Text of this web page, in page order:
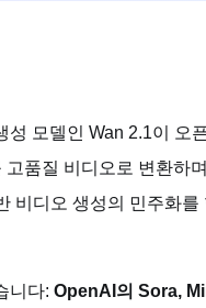
모델인 Wan 2.1이 오
품질 비디오로 변환하
비디오 생성의 민주화를
니다: OpenAI의 Sora,